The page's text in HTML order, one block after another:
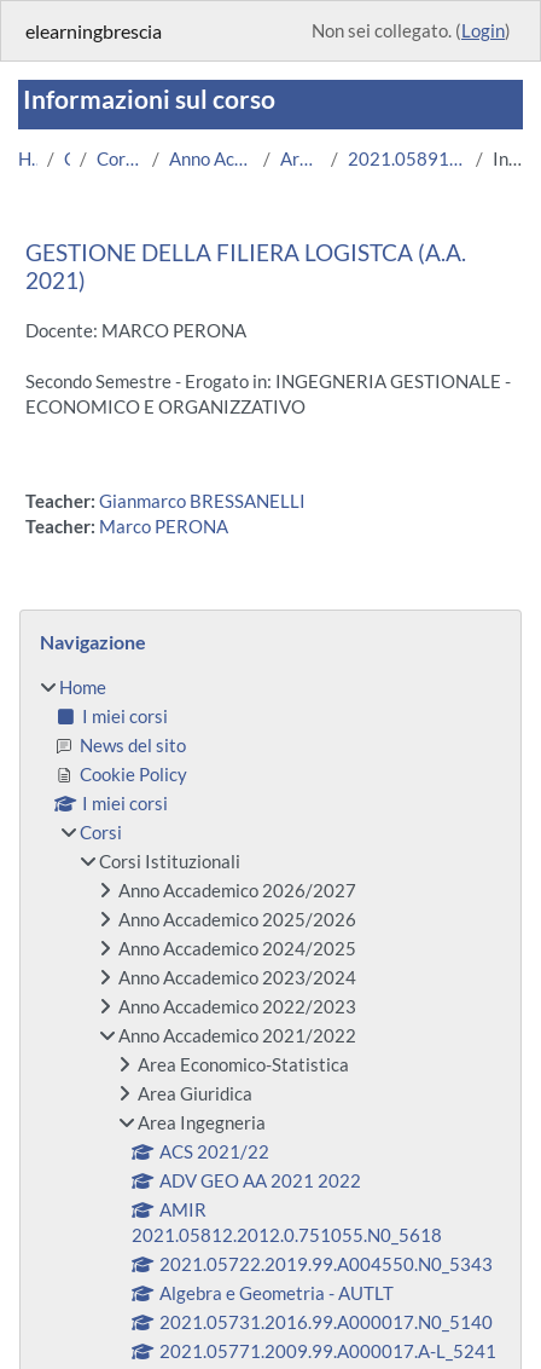
elearningbrescia Non sei collegato. (Login)
Informazioni sul corso
Home Corsi Corsi Istituzionali Anno Accademico 2021/2022 Area Ingegneria 2021.05891.2011.3.A003474.N0_5570 Introduzione
GESTIONE DELLA FILIERA LOGISTCA (A.A.
2021)
Docente: MARCO PERONA
Secondo Semestre - Erogato in: INGEGNERIA GESTIONALE -
ECONOMICO E ORGANIZZATIVO
Teacher: Gianmarco BRESSANELLI
Teacher: Marco PERONA
Blocchi
Navigazione
Home
I miei corsi
News del sito
Cookie Policy
I miei corsi
Corsi
Corsi Istituzionali
Anno Accademico 2026/2027
Anno Accademico 2025/2026
Anno Accademico 2024/2025
Anno Accademico 2023/2024
Anno Accademico 2022/2023
Anno Accademico 2021/2022
Area Economico-Statistica
Area Giuridica
Area Ingegneria
ACS 2021/22
ADV GEO AA 2021 2022
AMIR
2021.05812.2012.0.751055.N0_5618
2021.05722.2019.99.A004550.N0_5343
Algebra e Geometria - AUTLT
2021.05731.2016.99.A000017.N0_5140
2021.05771.2009.99.A000017.A-L_5241